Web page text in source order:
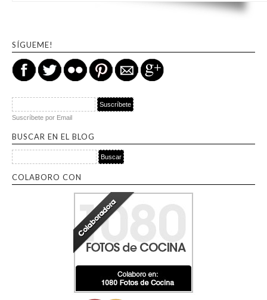
SÍGUEME!
Suscríbete por Email
BUSCAR EN EL BLOG
Buscar por:
COLABORO CON